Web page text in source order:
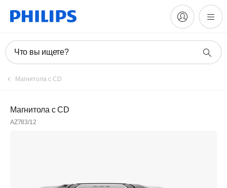
Что вы ищете?
Магнитола с CD
Магнитола с CD
AZ783/12